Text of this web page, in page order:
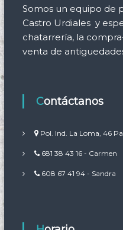
Somos un equipo de
Castro Urdiales y
chatarrería, la
venta de
Contáctanos
Pol. Ind. La Loma, 46
681 38 43 16 - Carmen
608 67 41 94 - Sandra